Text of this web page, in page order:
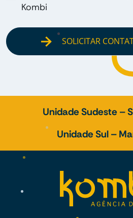
Kombi
SOLICITAR
Unidade Sudeste –
Unidade Sul –